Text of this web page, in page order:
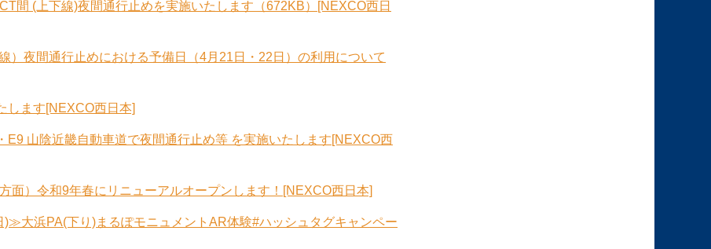
間 (上下線)夜間通行止めを実施いたします（672KB）[NEXCO西日
）夜間通行止めにおける予備日（4月21日・22日）の利用について
します[NEXCO西日本]
山陰近畿自動車道で夜間通行止め等 を実施いたします[NEXCO西
）令和9年春にリニューアルオープンします！[NEXCO西日本]
大浜PA(下り)まるぽモニュメントAR体験#ハッシュタグキャンペー